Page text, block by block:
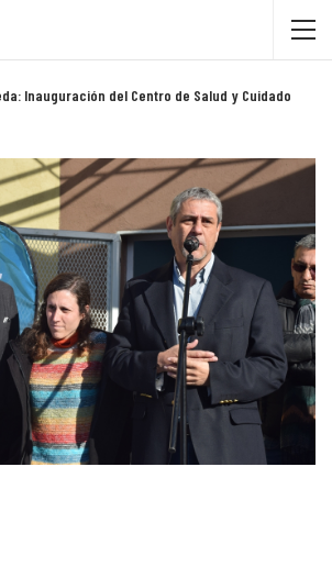
Inauguración del Centro de Salud y Cuidado